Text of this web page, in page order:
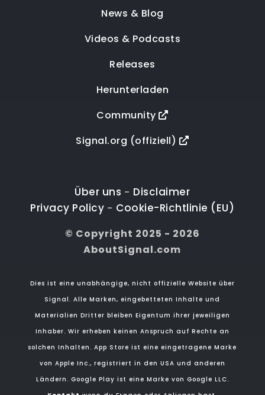
News & Blog
Videos & Podcasts
Releases
Herunterladen
Community
Signal.org (offiziell)
Über uns - Disclaimer
Privacy Policy - Cookie-Richtlinie (EU)
© Copyright 2025 - 2026
AboutSignal.com
Dies ist eine unabhängige, nicht offizielle Website über
Signal. Alle Marken, eingebetteten Inhalte und
Materialien Dritter bleiben Eigentum ihrer jeweiligen
Inhaber. Wir erheben keinen Anspruch auf Rechte an
solchen Inhalten. App Store ist eine eingetragene Marke
von Apple Inc., registriert in den USA und anderen
Ländern. Google Play ist eine Marke von Google LLC.